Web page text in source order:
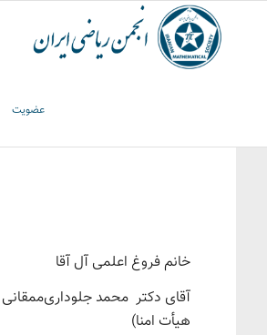
عضویت
خانم فروغ اعلمی آل آقا
آقای دکتر محمد
هیأت امنا)